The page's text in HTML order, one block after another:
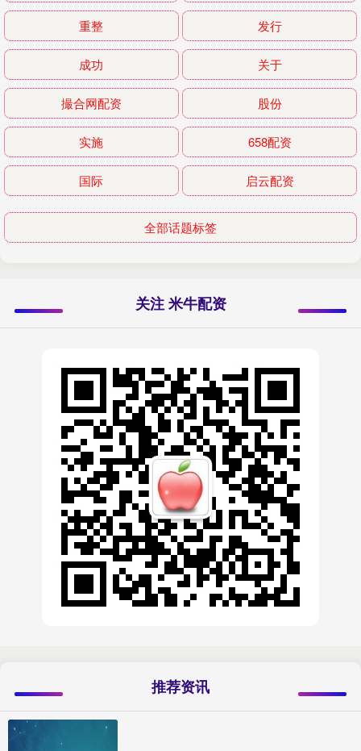
重整 发行
成功 关于
撮合网配资 股份
实施 658配资
国际 启云配资
全部话题标签
关注 米牛配资
推荐资讯